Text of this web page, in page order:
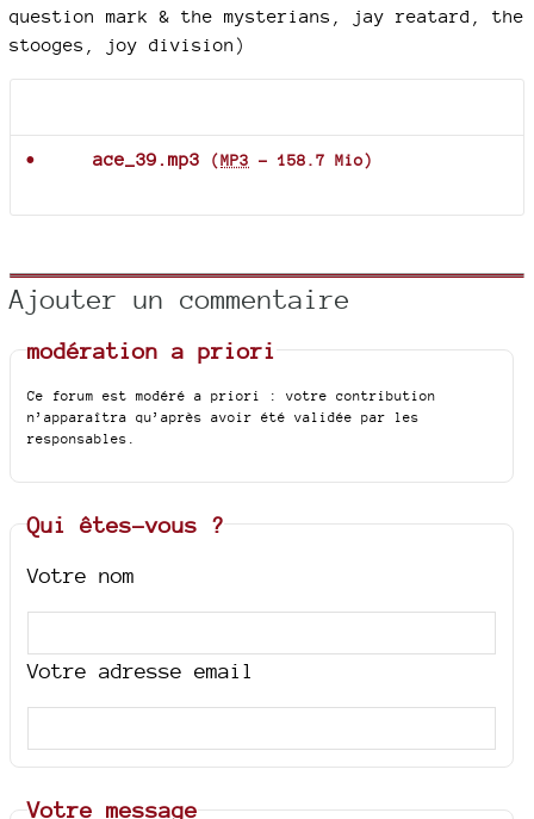
question mark & the mysterians, jay reatard, the
stooges, joy division)
ace_39.mp3 (MP3 - 158.7 Mio)
Ajouter un commentaire
modération a priori
Ce forum est modéré a priori : votre contribution
n’apparaîtra qu’après avoir été validée par les
responsables.
Qui êtes-vous ?
Votre nom
Votre adresse email
Votre message